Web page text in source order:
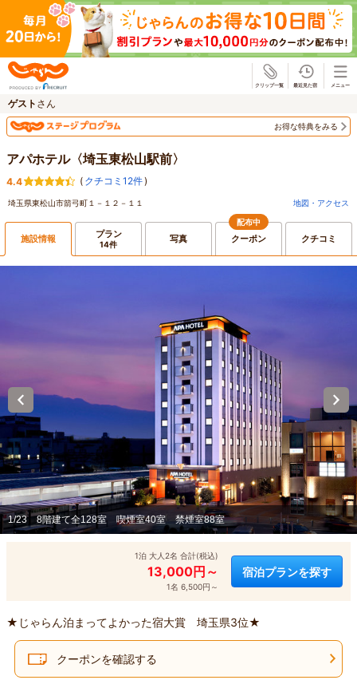
ゲスト さん
お得な特典をみる
アパホテル〈埼玉東松山駅前〉
4.4 ( クチコミ12件)
埼玉県東松山市箭弓町１－１２－１１ 地図・アクセス
施設情報 プラン
14件 写真
配布中
クーポン クチコミ
1/23 8階建て全128室 喫煙室40室 禁煙室88室
1泊 大人2名 合計(税込)
13,000円～
1名 6,500円～
宿泊プランを探す
★じゃらん泊まってよかった宿大賞 埼玉県3位★
クーポンを確認する